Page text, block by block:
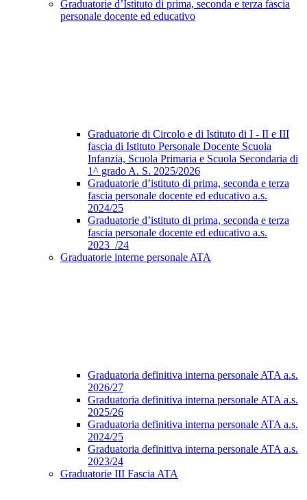
Graduatorie d’Istituto di prima, seconda e terza fascia
personale docente ed educativo
Graduatorie di Circolo e di Istituto di I - II e III
fascia di Istituto Personale Docente Scuola
Infanzia, Scuola Primaria e Scuola Secondaria di
1^ grado A. S. 2025/2026
Graduatorie d’istituto di prima, seconda e terza
fascia personale docente ed educativo a.s.
2024/25
Graduatorie d’istituto di prima, seconda e terza
fascia personale docente ed educativo a.s.
2023_/24
Graduatorie interne personale ATA
Graduatoria definitiva interna personale ATA a.s.
2026/27
Graduatoria definitiva interna personale ATA a.s.
2025/26
Graduatoria definitiva interna personale ATA a.s.
2024/25
Graduatoria definitiva interna personale ATA a.s.
2023/24
Graduatorie III Fascia ATA